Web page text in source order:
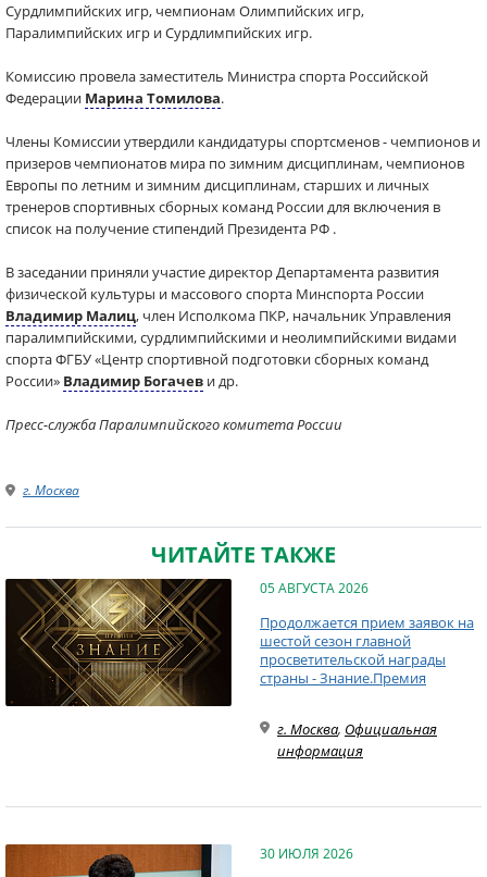
Сурдлимпийских игр, чемпионам Олимпийских игр,
Паралимпийских игр и Сурдлимпийских игр.
Комиссию провела заместитель Министра спорта Российской
Федерации Марина Томилова.
Члены Комиссии утвердили кандидатуры спортсменов - чемпионов и
призеров чемпионатов мира по зимним дисциплинам, чемпионов
Европы по летним и зимним дисциплинам, старших и личных
тренеров спортивных сборных команд России для включения в
список на получение стипендий Президента РФ .
В заседании приняли участие директор Департамента развития
физической культуры и массового спорта Минспорта России
Владимир Малиц, член Исполкома ПКР, начальник Управления
паралимпийскими, сурдлимпийскими и неолимпийскими видами
спорта ФГБУ «Центр спортивной подготовки сборных команд
России» Владимир Богачев и др.
Пресс-служба Паралимпийского комитета России
г. Москва
ЧИТАЙТЕ ТАКЖЕ
05 АВГУСТА 2026
Продолжается прием заявок на
шестой сезон главной
просветительской награды
страны - Знание.Премия
г. Москва, Официальная
информация
30 ИЮЛЯ 2026